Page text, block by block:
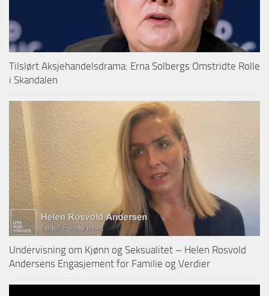
Tilslørt Aksjehandelsdrama: Erna Solbergs Omstridte Rolle
i Skandalen
Undervisning om Kjønn og Seksualitet – Helen Rosvold
Andersens Engasjement for Familie og Verdier